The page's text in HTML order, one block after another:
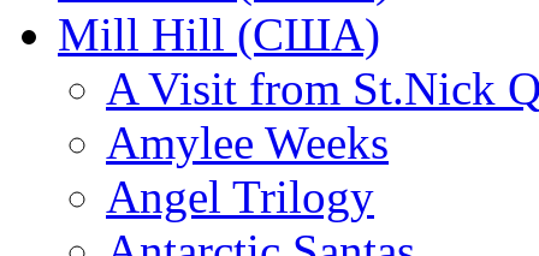
Mill Hill (США)
A Visit from St.Nick
Amylee Weeks
Angel Trilogy